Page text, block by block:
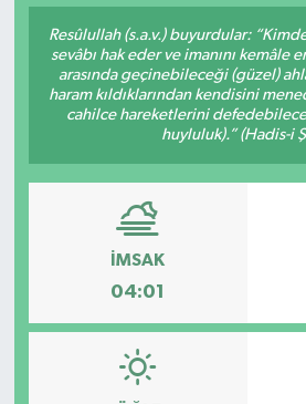
Resûlullah (s.a.v.) buyurdular:
sevâbı hak eder ve imanını kemâle
arasında geçinebileceği (güzel)
haram kıldıklarından kendisini
cahilce hareketlerini
huyluluk).” (Hadis-i
İMSAK
04:01
Sağlık
Siyaset
Spor
Teknoloji